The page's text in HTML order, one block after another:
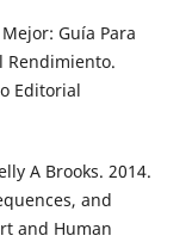
Guía Para
Rendimiento.
Editorial
A Brooks. 2014.
and
and Human